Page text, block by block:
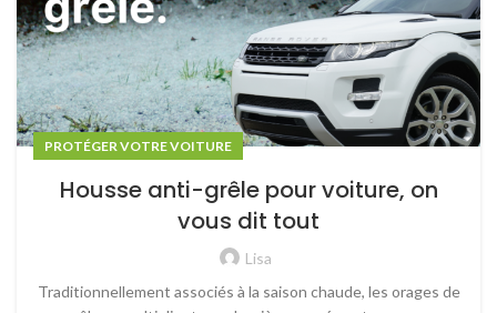
PROTÉGER VOTRE VOITURE
Housse anti-grêle pour voiture, on
vous dit tout
Lisa
Traditionnellement associés à la saison chaude, les orages de